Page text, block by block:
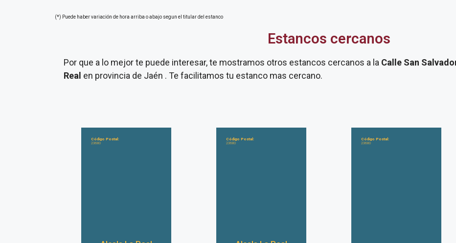
(*) Puede haber variación de hora arriba o abajo segun el titular del estanco
Estancos cercanos
Por que a lo mejor te puede interesar, te mostramos otros estancos cercanos a la Calle San
Real en provincia de Jaén . Te facilitamos tu estanco mas cercano.
Código Postal:
23680
Código Postal:
23680
Código Postal:
23680